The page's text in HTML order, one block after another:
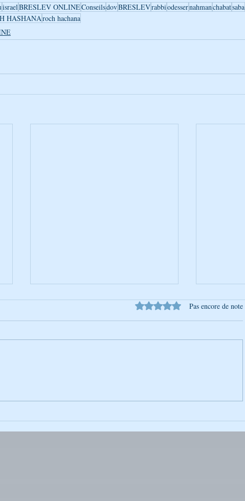
israelBRESLEV ONLINEConseilsdovBRESLEVrabbiodessernahmanchabatsaba
HASHANAroch hachana
Noté 0 étoile sur 5.Pas encore de note